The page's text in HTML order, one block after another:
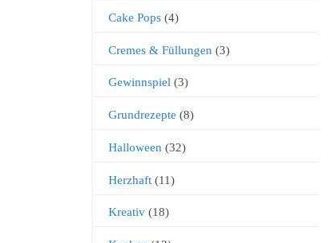
Cake Pops(4)
Cremes & Füllungen (3)
Gewinnspiel(3)
Grundrezepte (8)
Halloween (32)
Herzhaft(11)
Kreativ(18)